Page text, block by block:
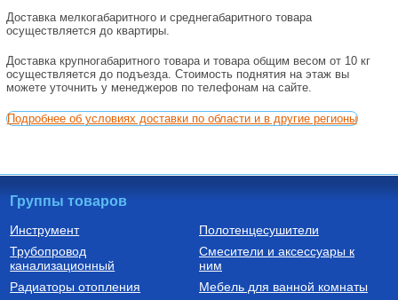
Доставка мелкогабаритного и среднегабаритного товара
осуществляется до квартиры.
Доставка крупногабаритного товара и товара общим весом от 10 кг
осуществляется до подъезда. Стоимость поднятия на этаж вы
можете уточнить у менеджеров по телефонам на сайте.
Подробнее об условиях доставки по области и в другие регионы
Группы товаров
Инструмент
Трубопровод
канализационный
Радиаторы отопления
Полотенцесушители
Смесители и аксессуары к
ним
Мебель для ванной комнаты